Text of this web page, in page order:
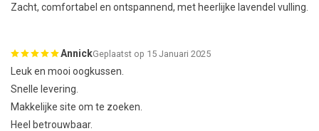
Zacht, comfortabel en ontspannend, met heerlijke lavendel vulling.
AnnickGeplaatst op 15 Januari 2025
Leuk en mooi oogkussen.
Snelle levering.
Makkelijke site om te zoeken.
Heel betrouwbaar.